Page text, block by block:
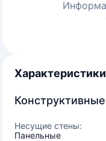
Характеристики
Несущие стены:
Панельные